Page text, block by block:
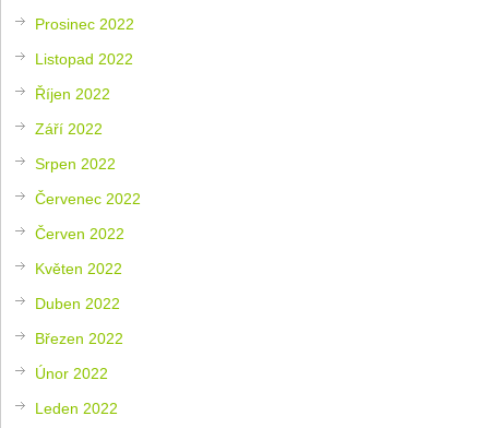
Prosinec 2022
Listopad 2022
Říjen 2022
Září 2022
Srpen 2022
Červenec 2022
Červen 2022
Květen 2022
Duben 2022
Březen 2022
Únor 2022
Leden 2022